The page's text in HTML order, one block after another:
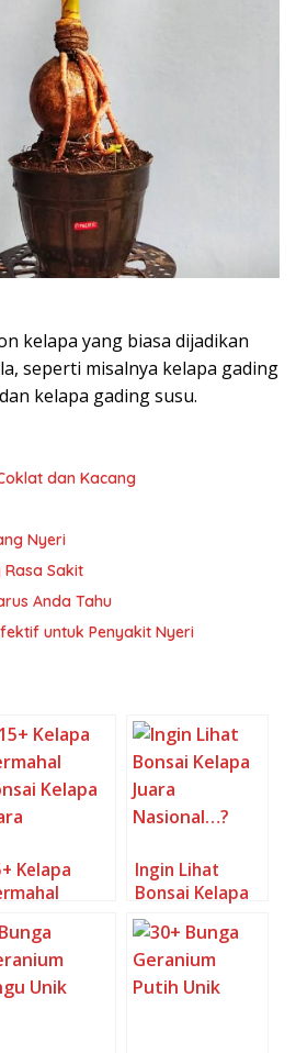
kelapa yang biasa dijadikan
seperti misalnya kelapa gading
kelapa gading susu.
dan Kacang
Nyeri
Rasa Sakit
Anda Tahu
untuk Penyakit Nyeri
Kelapa
Kelapa
Ingin Lihat
Bonsai Kelapa
Juara
Nasional…?